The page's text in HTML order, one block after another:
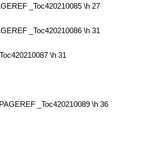
_Toc420210085 \h 27
_Toc420210086 \h 31
\h 31
_Toc420210089 \h 36